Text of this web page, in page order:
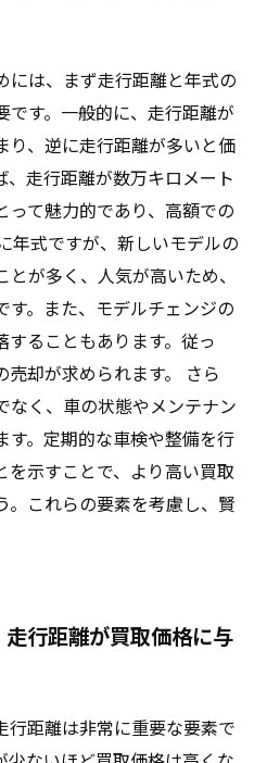
めの実践的なステップ
し、賢く車を手放す方法
には、まず走行距離と年式の
です。一般的に、走行距離が
り、逆に走行距離が多いと価
走行距離が数万キロメート
って魅力的であり、高額での
年式ですが、新しいモデルの
が多く、人気が高いため、
す。また、モデルチェンジの
ることもあります。従っ
却が求められます。 さら
なく、車の状態やメンテナン
す。定期的な車検や整備を行
を示すことで、より高い買取
。これらの要素を考慮し、賢
行距離が買取価格に与
行距離は非常に重要な要素で